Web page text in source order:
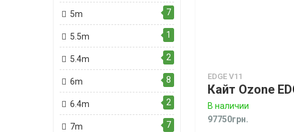
5m 7
5.5m 1
5.4m 2
6m 8
6.4m 2
7m 7
EDGE V11
В наличии
97750грн.